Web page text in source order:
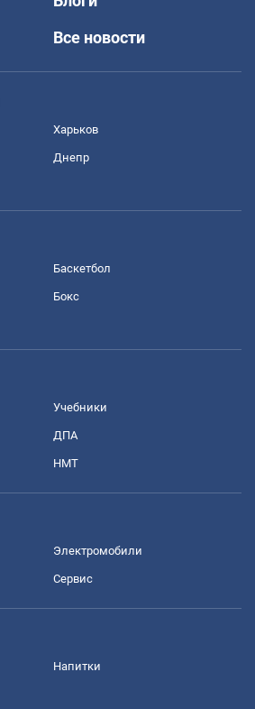
Все новости
Харьков
Днепр
Баскетбол
Бокс
Учебники
ДПА
НМТ
Электромобили
Сервис
Напитки